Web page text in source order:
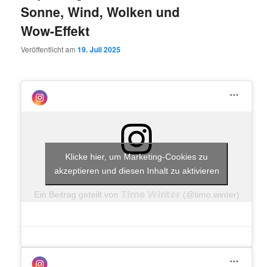
Sonne, Wind, Wolken und
Wow-Effekt
Veröffentlicht am19. Juli 2025
Ein Beitrag geteilt von 𝕋𝕚𝕞𝕠 𝕎𝕚𝕟𝕥𝕖𝕣 (@timo.winter)
Klicke hier, um Marketing-Cookies zu
akzeptieren und diesen Inhalt zu aktivieren